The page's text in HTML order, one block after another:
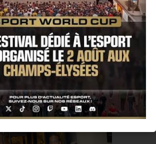
pour publier un commentaire.
BY COMITÉ MONTAIGNE